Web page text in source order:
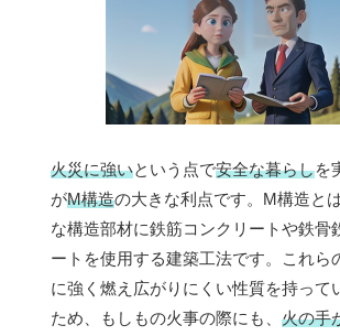
火災に強いという点で安全な暮らしを
がM構造の大きな利点です。M構造と
な構造部材に鉄筋コンクリートや鉄骨
ートを使用する建築工法です。これら
に強く燃え広がりにくい性質を持って
ため、もしもの火事の際にも、 火の手